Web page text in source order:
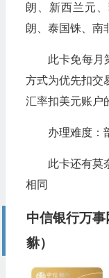
朗、新西兰元
朗、泰国铢、南
此卡免每月
方式为优先扣交
汇率扣美元账户
办理难度：
此卡还有莫
相同
中信银行万
貅）